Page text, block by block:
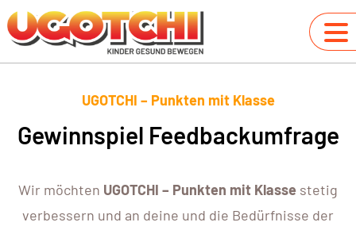
UGOTCHI – Punkten mit Klasse
Gewinnspiel Feedbackumfrage
Wir möchten UGOTCHI – Punkten mit Klasse stetig
verbessern und an deine und die Bedürfnisse der